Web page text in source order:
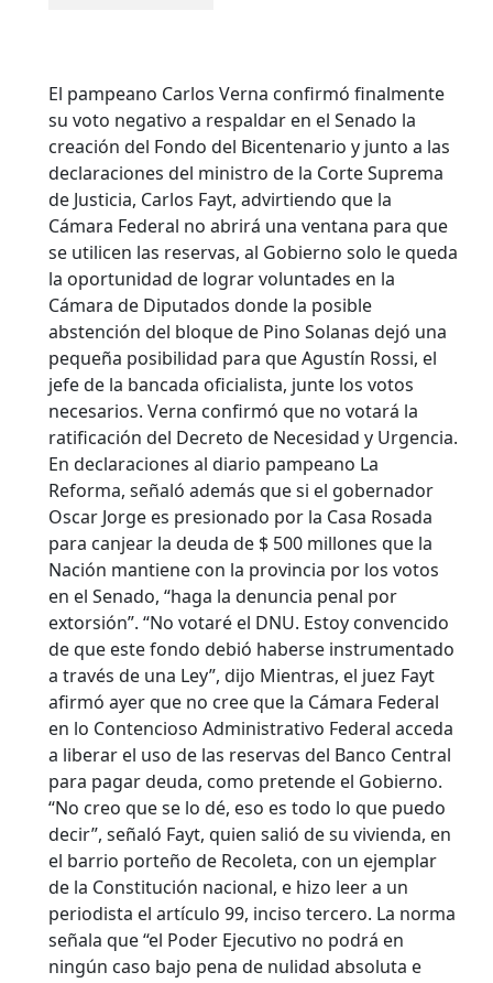
El pampeano Carlos Verna confirmó finalmente
su voto negativo a respaldar en el Senado la
creación del Fondo del Bicentenario y junto a las
declaraciones del ministro de la Corte Suprema
de Justicia, Carlos Fayt, advirtiendo que la
Cámara Federal no abrirá una ventana para que
se utilicen las reservas, al Gobierno solo le queda
la oportunidad de lograr voluntades en la
Cámara de Diputados donde la posible
abstención del bloque de Pino Solanas dejó una
pequeña posibilidad para que Agustín Rossi, el
jefe de la bancada oficialista, junte los votos
necesarios. Verna confirmó que no votará la
ratificación del Decreto de Necesidad y Urgencia.
En declaraciones al diario pampeano La
Reforma, señaló además que si el gobernador
Oscar Jorge es presionado por la Casa Rosada
para canjear la deuda de $ 500 millones que la
Nación mantiene con la provincia por los votos
en el Senado, “haga la denuncia penal por
extorsión”. “No votaré el DNU. Estoy convencido
de que este fondo debió haberse instrumentado
a través de una Ley”, dijo Mientras, el juez Fayt
afirmó ayer que no cree que la Cámara Federal
en lo Contencioso Administrativo Federal acceda
a liberar el uso de las reservas del Banco Central
para pagar deuda, como pretende el Gobierno.
“No creo que se lo dé, eso es todo lo que puedo
decir”, señaló Fayt, quien salió de su vivienda, en
el barrio porteño de Recoleta, con un ejemplar
de la Constitución nacional, e hizo leer a un
periodista el artículo 99, inciso tercero. La norma
señala que “el Poder Ejecutivo no podrá en
ningún caso bajo pena de nulidad absoluta e